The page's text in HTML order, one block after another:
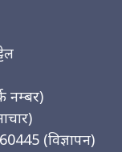
नम्बर)
(विज्ञापन)